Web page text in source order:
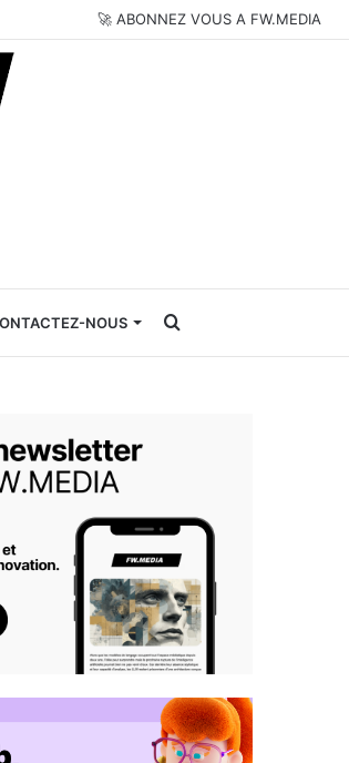
🚀 ABONNEZ VOUS A FW.MEDIA
NOUS Rechercher